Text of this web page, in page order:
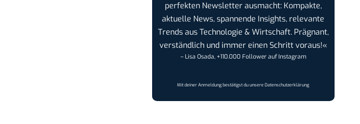
perfekten Newsletter ausmacht: Kompakte,
aktuelle News, spannende Insights, relevante
Trends aus Technologie & Wirtschaft. Prägnant,
verständlich und immer einen Schritt voraus!«
– Lisa Osada, +110.000 Follower auf Instagram
Mit deiner Anmeldung bestätigst du unsereDatenschutzerklärung